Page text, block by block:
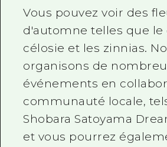
Vous pouvez voir des
d'automne telles que le
célosie et les zinnias.
organisons de
événements en
communauté locale,
Shobara Satoyama
et vous pourrez